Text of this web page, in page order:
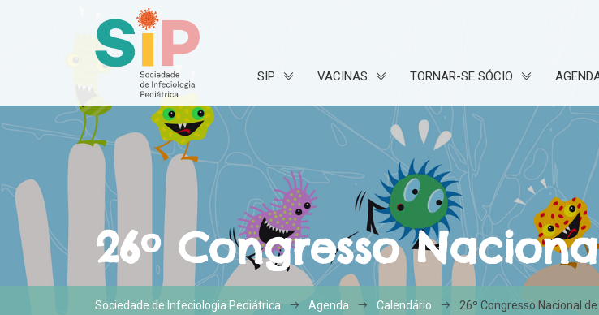
SIP VACINAS TORNAR-SE SÓCIO
26º Congresso
Sociedade de Infeciologia Pediátrica Agenda Calendário 26º Congresso Nacional